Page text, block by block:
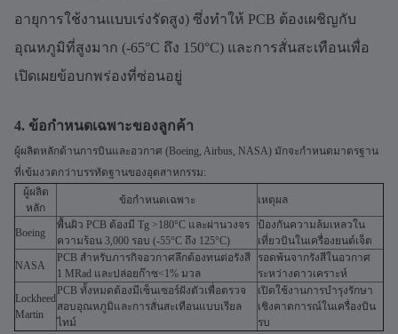
อายุการใช้งานแบบเร่งรัดสูง) ซึ่งทำให้ PCB ต้องเผชิญกับ
อุณหภูมิที่สูงมาก (-65°C ถึง 150°C) และการสั่นสะเทือนเพื่อ
เปิดเผยข้อบกพร่องที่ซ่อนอยู่
4. ข้อกำหนดเฉพาะของลูกค้า
ผู้ผลิตหลักด้านการบินและอวกาศ (Boeing, Airbus, NASA) มักจะกำหนดมาตรฐาน
ที่เข้มงวดกว่าบรรทัดฐานของอุตสาหกรรม:
ผู้ผลิต
หลัก
ข้อกำหนดเฉพาะ เหตุผล
Boeing
พื้นผิว PCB ต้องมี Tg >180°C และผ่านวงจร
ความร้อน 3,000 รอบ (-55°C ถึง 125°C)
ป้องกันความล้มเหลวใน
เที่ยวบินในเครื่องยนต์เจ็ต
NASA
PCB สำหรับภารกิจอวกาศลึกต้องทนต่อรังสี
1 MRad และปล่อยก๊าซ<1% มวล
รอดพ้นจากรังสีในอวกาศ
ระหว่างดาวเคราะห์
Lockheed
Martin
PCB ทั้งหมดต้องมีเซ็นเซอร์ฝังตัวเพื่อตรวจ
สอบอุณหภูมิและการสั่นสะเทือนแบบเรียล
ไทม์
เปิดใช้งานการบำรุงรักษา
เชิงคาดการณ์ในเครื่องบิน
รบ